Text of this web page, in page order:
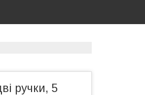
ручки, 5